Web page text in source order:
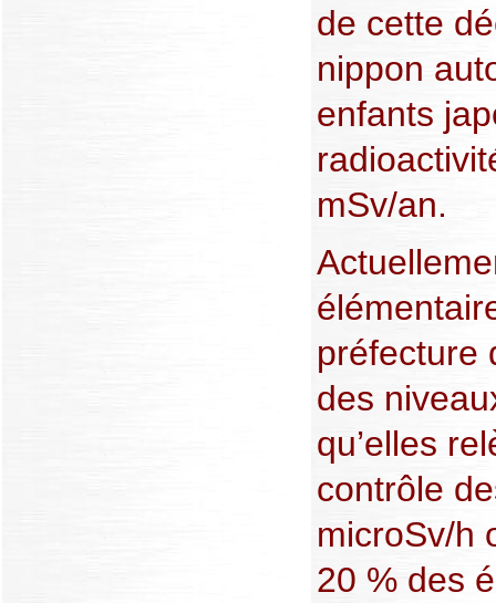
de cette
nippon
enfants
mSv/an.
préfecture
des
qu’elles
contrôle
microSv/h
20 % des